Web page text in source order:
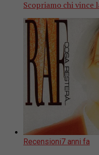
Scopriamo chi vince
Recensioni7 anni fa